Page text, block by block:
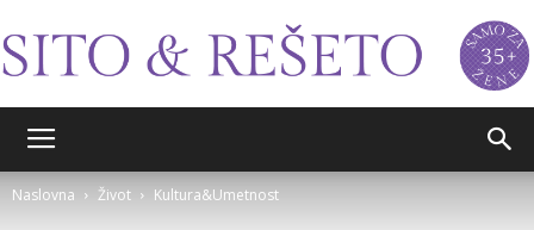
Naslovna Život Kultura&Umetnost